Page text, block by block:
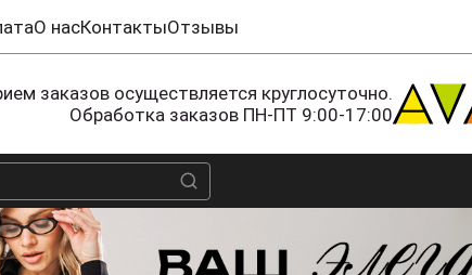
О насКонтактыОтзывы
заказов осуществляется круглосуточно.
Обработка заказов ПН-ПТ 9:00-17:00